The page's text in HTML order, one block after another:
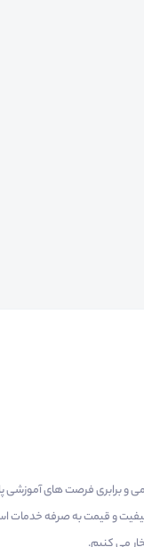
آگاهی عمومی و برابری فرصت
و قیمت به صرفه خدمات